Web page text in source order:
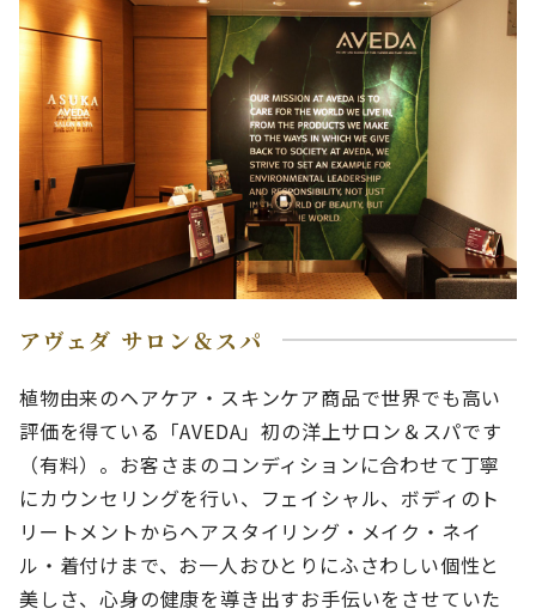
アヴェダ サロン＆スパ
植物由来のヘアケア・スキンケア商品で世界でも高い
評価を得ている「AVEDA」初の洋上サロン＆スパです
（有料）。お客さまのコンディションに合わせて丁寧
にカウンセリングを行い、フェイシャル、ボディのト
リートメントからヘアスタイリング・メイク・ネイ
ル・着付けまで、お一人おひとりにふさわしい個性と
美しさ、心身の健康を導き出すお手伝いをさせていた